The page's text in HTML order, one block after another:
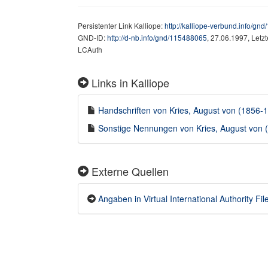
Persistenter Link Kalliope:http://kalliope-verbund.info/
GND-ID:http://d-nb.info/gnd/115488065, 27.06.1997,
LCAuth
Links in Kalliope
Handschriften von Kries, August von (1856-
Sonstige Nennungen von Kries, August von
Externe Quellen
Angaben in Virtual International Authority